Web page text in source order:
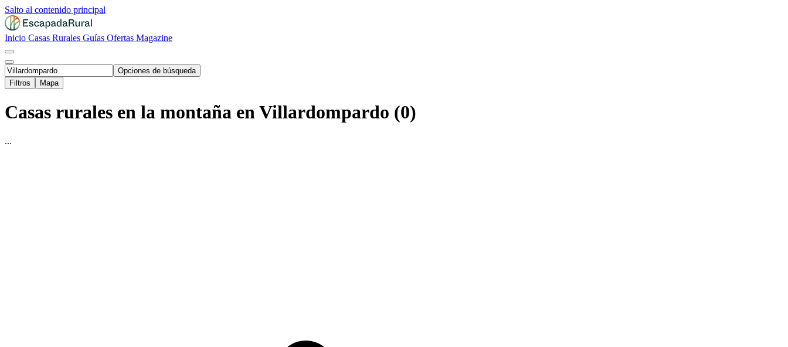
Salto al contenido principal
Inicio Casas Rurales Guías Ofertas Magazine
Opciones de búsqueda
Filtros
Mapa
Casas rurales en la montaña en Villardompardo (0)
...